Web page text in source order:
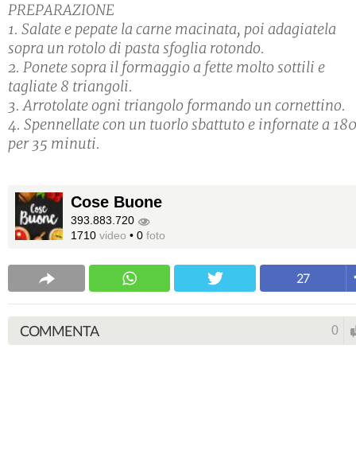
PREPARAZIONE
1. Salate e pepate la carne macinata, poi adagiatela
sopra un rotolo di pasta sfoglia rotondo.
2. Ponete sopra il formaggio a fette molto sottili e
tagliate 8 triangoli.
3. Arrotolate ogni triangolo formando un cornettino.
4. Spennellate con un tuorlo sbattuto e infornate a
per 35 minuti.
Cose Buone
393.883.720
1710 video • 0 foto
27
COMMENTA 0